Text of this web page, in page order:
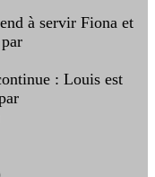
à servir Fiona et
: Louis est